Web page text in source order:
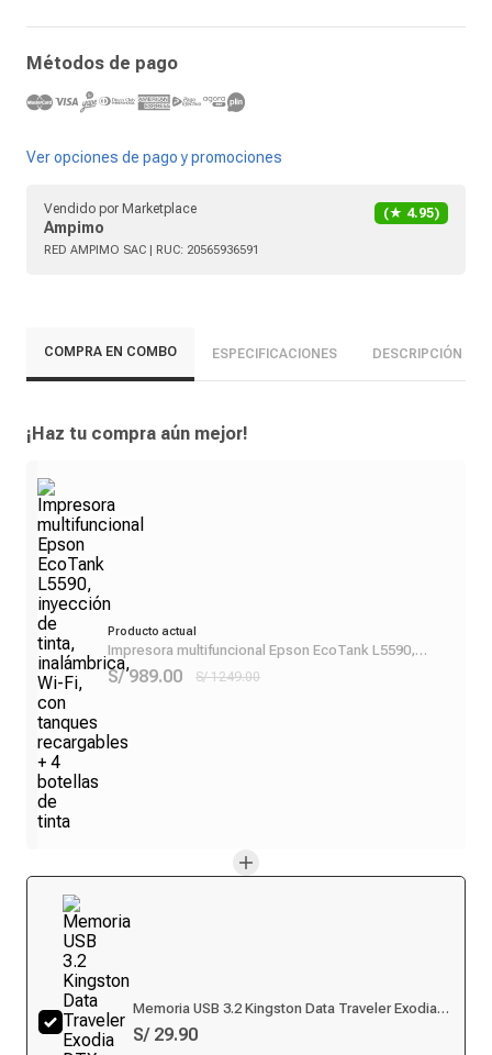
Métodos de pago
Ver opciones de pago y promociones
Vendido por Marketplace
Ampimo
(★ 4.95)
RED AMPIMO SAC | RUC: 20565936591
COMPRA EN COMBO ESPECIFICACIONES DESCRIPCIÓN
¡Haz tu compra aún mejor!
Producto actual
Impresora multifuncional Epson EcoTank L5590,
inyección de tinta, inalámbrica, Wi-Fi, con tanques
recargables + 4 botellas de tinta
S/ 989.00 S/ 1249.00
Memoria USB 3.2 Kingston Data Traveler Exodia
DTX 64GB de capacidad, negro
S/ 29.90